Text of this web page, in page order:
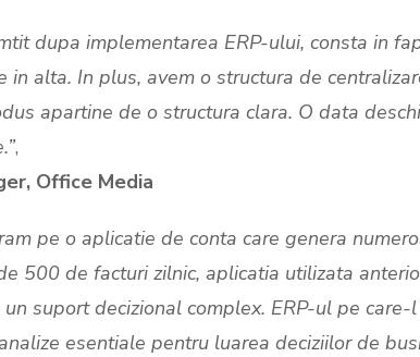
dupa implementarea ERP-ului, consta in
alta. In plus, avem o structura de
apartine de o structura clara. O data
,
Office Media
pe o aplicatie de conta care genera
500 de facturi zilnic, aplicatia utilizata
suport decizional complex. ERP-ul pe
esentiale pentru luarea deciziilor de